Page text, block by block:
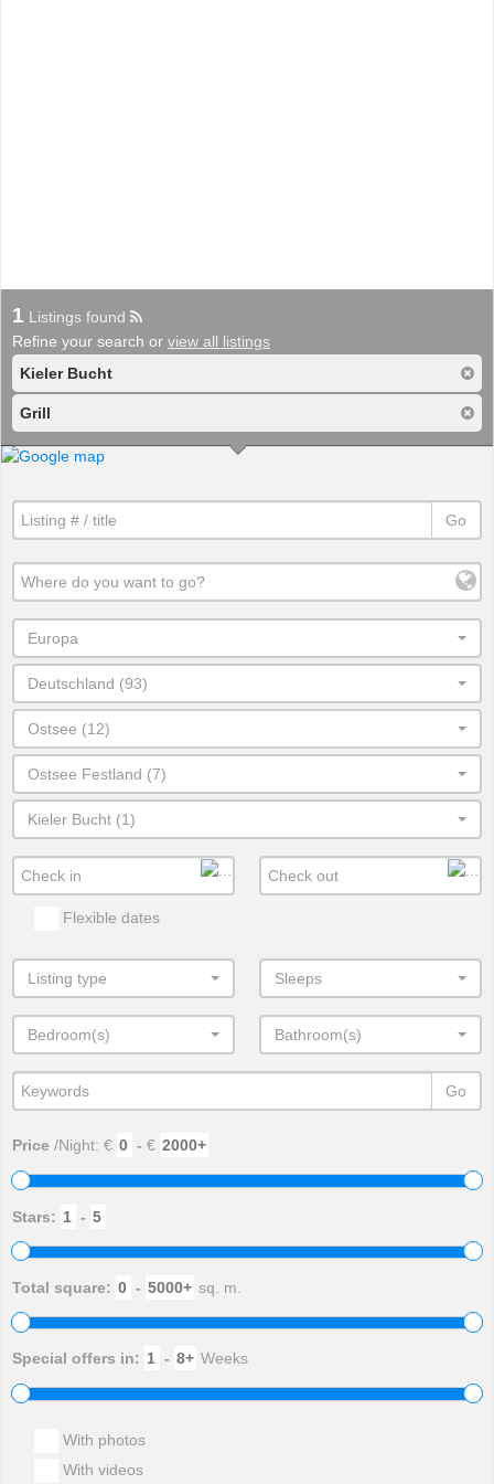
1 Listings found
Refine your search or view all listings
Kieler Bucht
Grill
Go
Europa
Deutschland (93)
Ostsee (12)
Ostsee Festland (7)
Kieler Bucht (1)
Flexible dates
Listing type Sleeps
Bedroom(s) Bathroom(s)
Go
Price /Night: € - €
Stars: -
Total square: - sq. m.
Special offers in: - Weeks
With photos
With videos